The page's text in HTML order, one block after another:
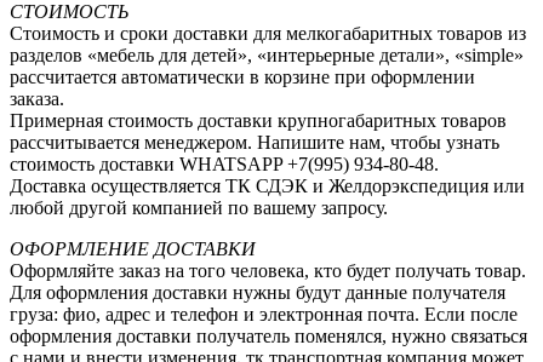
СТОИМОСТЬ
Стоимость и сроки доставки для мелкогабаритных товаров из
разделов «мебель для детей», «интерьерные детали», «simple»
рассчитается автоматически в корзине при оформлении
заказа.
Примерная стоимость доставки крупногабаритных товаров
рассчитывается менеджером. Напишите нам, чтобы узнать
стоимость доставки WHATSAPP +7(995) 934-80-48.
Доставка осуществляется ТК СДЭК и Желдорэкспедиция или
любой другой компанией по вашему запросу.
ОФОРМЛЕНИЕ ДОСТАВКИ
Оформляйте заказ на того человека, кто будет получать товар.
Для оформления доставки нужны будут данные получателя
груза: фио, адрес и телефон и электронная почта. Если после
оформления доставки получатель поменялся, нужно связаться
с нами и внести изменения, тк транспортная компания может